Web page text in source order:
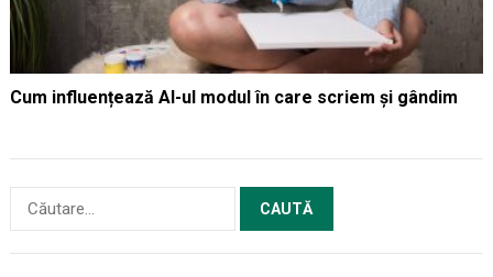
Cum influențează AI-ul modul în care scriem și gândim
Caută